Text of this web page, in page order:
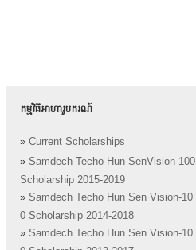
កម្មវិធីអាហារូបករណ៍
» Current Scholarships
» Samdech Techo Hun SenVision-100
Scholarship 2015-2019
» Samdech Techo Hun Sen Vision-10
0 Scholarship 2014-2018
» Samdech Techo Hun Sen Vision-10